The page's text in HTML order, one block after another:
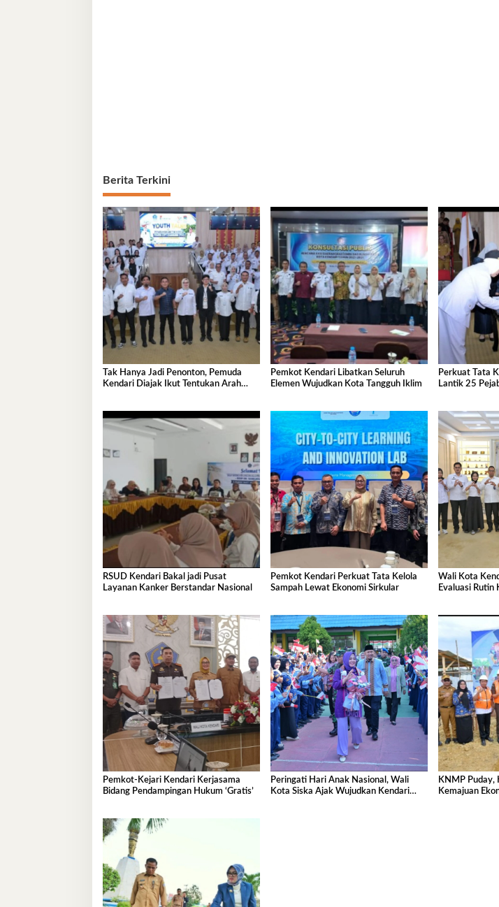
Berita Terkini
Tak Hanya Jadi Penonton, Pemuda
Kendari Diajak Ikut Tentukan Arah
Pemkot Kendari Libatkan Seluruh
Elemen Wujudkan Kota Tangguh Iklim
Perkuat Tata
Lantik 25
RSUD Kendari Bakal jadi Pusat
Layanan Kanker Berstandar Nasional
Pemkot Kendari Perkuat Tata Kelola
Sampah Lewat Ekonomi Sirkular
Wali Kota
Evaluasi Rutin
Pemkot-Kejari Kendari Kerjasama
Bidang Pendampingan Hukum ‘Gratis’
Peringati Hari Anak Nasional, Wali
Kota Siska Ajak Wujudkan Kendari
KNMP Puday,
Kemajuan